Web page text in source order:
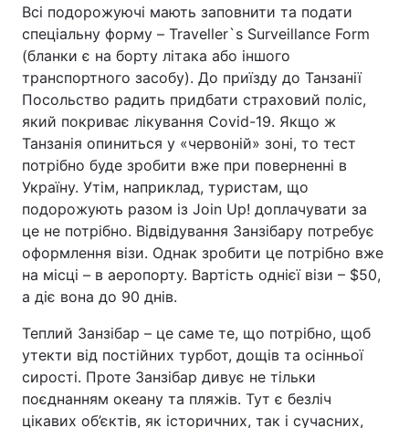
Всі подорожуючі мають заповнити та подати
спеціальну форму – Traveller`s Surveillance Form
(бланки є на борту літака або іншого
транспортного засобу). До приїзду до Танзанії
Посольство радить придбати страховий поліс,
який покриває лікування Covid-19. Якщо ж
Танзанія опиниться у «червоній» зоні, то тест
потрібно буде зробити вже при поверненні в
Україну. Утім, наприклад, туристам, що
подорожують разом із Join Up! доплачувати за
це не потрібно. Відвідування Занзібару потребує
оформлення візи. Однак зробити це потрібно вже
на місці – в аеропорту. Вартість однієї візи – $50,
а діє вона до 90 днів.
Теплий Занзібар – це саме те, що потрібно, щоб
утекти від постійних турбот, дощів та осінньої
сирості. Проте Занзібар дивує не тільки
поєднанням океану та пляжів. Тут є безліч
цікавих об’єктів, як історичних, так і сучасних,